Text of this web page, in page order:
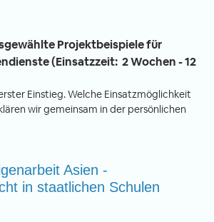
Projektbeispiele für
(Einsatzzeit: 2 Wochen - 12
Einstieg. Welche Einsatzmöglichkeit
wir gemeinsam in der persönlichen
Asien -
in staatlichen Schulen